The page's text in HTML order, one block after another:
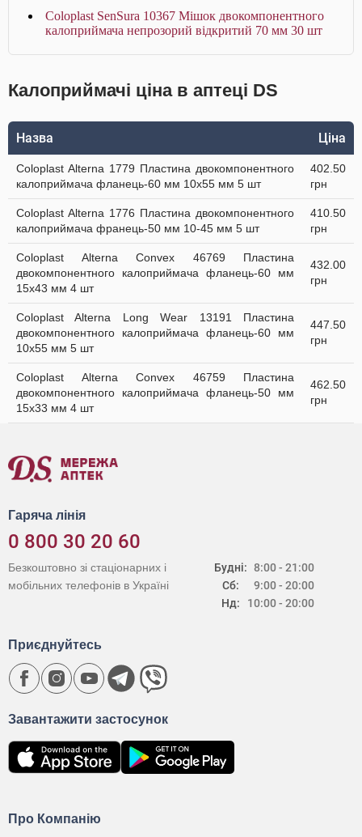
Coloplast SenSura 10367 Мішок двокомпонентного
калоприймача непрозорий відкритий 70 мм 30 шт
Калоприймачі ціна в аптеці DS
Назва Ціна
Coloplast Alterna 1779 Пластина двокомпонентного
калоприймача фланець-60 мм 10x55 мм 5 шт
402.50
грн
Coloplast Alterna 1776 Пластина двокомпонентного
калоприймача франець-50 мм 10-45 мм 5 шт
410.50
грн
Coloplast Alterna Convex 46769 Пластина
двокомпонентного калоприймача фланець-60 мм
15x43 мм 4 шт
432.00
грн
Coloplast Alterna Long Wear 13191 Пластина
двокомпонентного калоприймача фланець-60 мм
10x55 мм 5 шт
447.50
грн
Coloplast Alterna Convex 46759 Пластина
двокомпонентного калоприймача фланець-50 мм
15x33 мм 4 шт
462.50
грн
Гаряча лінія
0 800 30 20 60
Будні:
Сб:
Нд:
8:00 - 21:00
9:00 - 20:00
10:00 - 20:00
Безкоштовно зі стаціонарних і
мобільних телефонів в Україні
Про Компанію
Завантажити застосунок
Приєднуйтесь